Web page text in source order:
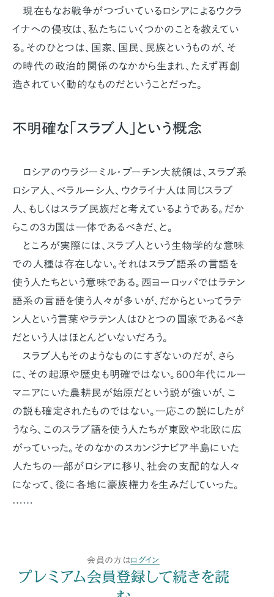
現在もなお戦争がつづいているロシアによるウクラ
イナへの侵攻は、私たちにいくつかのことを教えてい
る。そのひとつは、国家、国民、民族というものが、そ
の時代の政治的関係のなかから生まれ、たえず再創
造されていく動的なものだということだった。
不明確な「スラブ人」という概念
ロシアのウラジーミル・プーチン大統領は、スラブ系
ロシア人、ベラルーシ人、ウクライナ人は同じスラブ
人、もしくはスラブ民族だと考えているようである。だか
らこの3カ国は一体であるべきだ、と。
ところが実際には、スラブ人という生物学的な意味
での人種は存在しない。それはスラブ語系の言語を
使う人たちという意味である。西ヨーロッパではラテン
語系の言語を使う人々が多いが、だからといってラテ
ン人という言葉やラテン人はひとつの国家であるべき
だという人はほとんどいないだろう。
スラブ人もそのようなものにすぎないのだが、さら
に、その起源や歴史も明確ではない。600年代にルー
マニアにいた農耕民が始原だという説が強いが、こ
の説も確定されたものではない。一応この説にしたが
うなら、このスラブ語を使う人たちが東欧や北欧に広
がっていった。そのなかのスカンジナビア半島にいた
人たちの一部がロシアに移り、社会の支配的な人々
になって、後に各地に豪族権力を生みだしていった。
……
会員の方はログイン
プレミアム会員登録して続きを読